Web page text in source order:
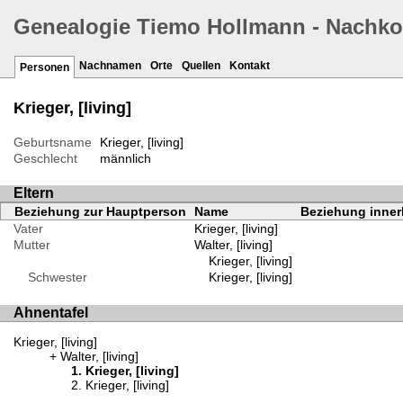
Genealogie Tiemo Hollmann -
Personen Nachnamen Orte Quellen Kontakt
Krieger, [living]
Geburtsname
Krieger, [living]
Geschlecht
männlich
Eltern
Beziehung zur Hauptperson Name
Beziehung
Vater
Krieger, [living]
Mutter
Walter, [living]
Krieger, [living]
Schwester
Krieger, [living]
Ahnentafel
Krieger, [living]
Walter, [living]
Krieger, [living]
Krieger, [living]